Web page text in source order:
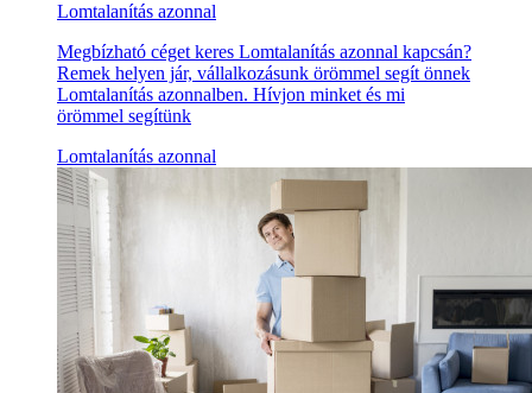
Lomtalanítás azonnal
Megbízható céget keres Lomtalanítás azonnal kapcsán?
Remek helyen jár, vállalkozásunk örömmel segít önnek
Lomtalanítás azonnalben. Hívjon minket és mi
örömmel segítünk
Lomtalanítás azonnal